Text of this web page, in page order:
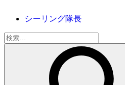
シーリング隊長
検
索: